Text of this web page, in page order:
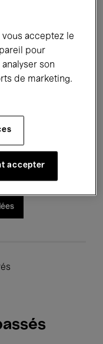
vous acceptez le
pour
son
de marketing.
accepter